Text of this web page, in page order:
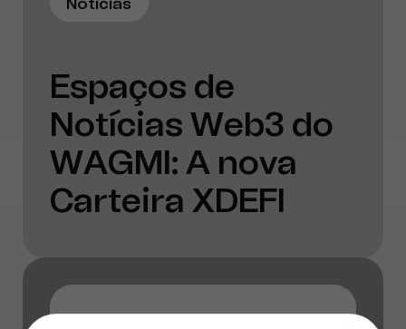
Espaços de
Notícias Web3 do
WAGMI: A nova
Carteira XDEFI